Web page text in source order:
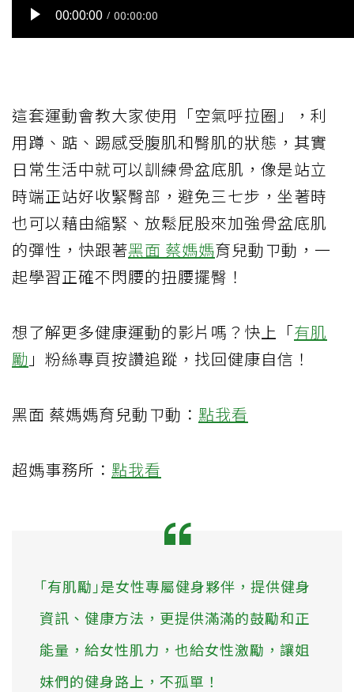
這套運動會教大家使用「空氣呼拉圈」，利
用蹲、踮、踢感受腹肌和臀肌的狀態，其實
日常生活中就可以訓練骨盆底肌，像是站立
時端正站好收緊臀部，避免三七步，坐著時
也可以藉由縮緊、放鬆屁股來加強骨盆底肌
的彈性，快跟著黑面 蔡媽媽育兒動ㄗ動，一
起學習正確不閃腰的扭腰擺臀！
想了解更多健康運動的影片嗎？快上「有肌
勵 」粉絲專頁按讚追蹤，找回健康自信！
黑面 蔡媽媽育兒動ㄗ動： 點我看
超媽事務所： 點我看
｢有肌勵｣是女性專屬健身夥伴，提供健身
資訊、健康方法，更提供滿滿的鼓勵和正
能量，給女性肌力，也給女性激勵，讓姐
妹們的健身路上，不孤單！